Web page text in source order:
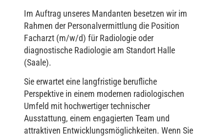
Im Auftrag unseres Mandanten besetzen wir im
Rahmen der Personalvermittlung die Position
Facharzt (m/w/d) für Radiologie oder
diagnostische Radiologie am Standort Halle
(Saale).
Sie erwartet eine langfristige berufliche
Perspektive in einem modernen radiologischen
Umfeld mit hochwertiger technischer
Ausstattung, einem engagierten Team und
attraktiven Entwicklungsmöglichkeiten. Wenn Sie